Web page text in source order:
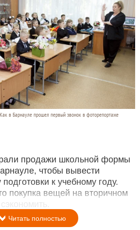
в Барнауле прошел первый звонок в фоторепортаже
продажи школьной формы
чтобы вывести
к учебному году.
покупка вещей на вторичном
Читать полностью